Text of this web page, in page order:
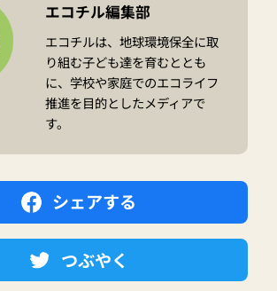
エコチル編集部
エコチルは、地球環境保全に取
り組む子ども達を育むととも
に、学校や家庭でのエコライフ
推進を目的としたメディアで
す。
シェアする
つぶやく